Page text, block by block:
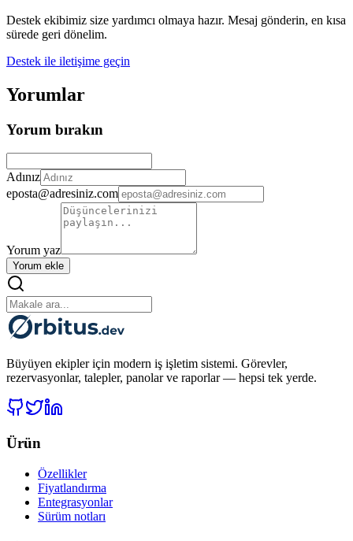
Destek ekibimiz size yardımcı olmaya hazır. Mesaj gönderin, en kısa
sürede geri dönelim.
Destek ile iletişime geçin
Yorumlar
Yorum bırakın
Adınız
eposta@adresiniz.com
Yorum yaz
Yorum ekle
Büyüyen ekipler için modern iş işletim sistemi. Görevler,
rezervasyonlar, talepler, panolar ve raporlar — hepsi tek yerde.
Ürün
Özellikler
Fiyatlandırma
Entegrasyonlar
Sürüm notları